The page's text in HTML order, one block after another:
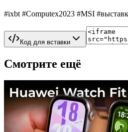
#ixbt #Computex2023 #MSI
Код для вставки
Смотрите ещё